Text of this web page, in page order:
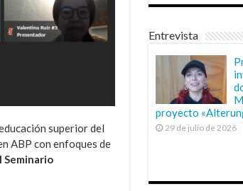
superior del
ABP con enfoques de
Seminario
Entrevista
proyecto
29 de julio de 2026